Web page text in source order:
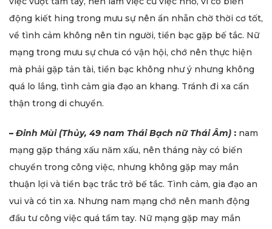
động kiết hing trong mưu sự nên ẩn nhẫn chờ thời cơ tốt,
về tình cảm không nên tin người, tiền bạc gặp bế tắc. Nữ
mạng trong mưu sự chưa có vận hội, chớ nên thực hiện
mà phải gặp tản tài, tiền bạc không như ý nhưng không
quá lo lắng, tình cảm gia đạo an khang. Tránh đi xa cẩn
thận trong di chuyển.
– Đinh Mùi (Thủy, 49 nam Thái Bạch nữ Thái Âm) : nam
mạng gặp tháng xấu năm xấu, nên tháng này có biến
chuyển trong công việc, nhưng không gặp may mắn
thuận lợi và tiền bạc trắc trở bế tắc. Tình cảm, gia đạo an
vui và có tin xa. Nhưng nam mạng chớ nên manh động
đầu tư công việc quá tầm tay. Nữ mạng gặp may mắn